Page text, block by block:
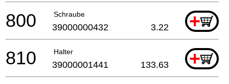
Schraube +
800 39000000432 3.22
Halter +
810 39000001441 133.63